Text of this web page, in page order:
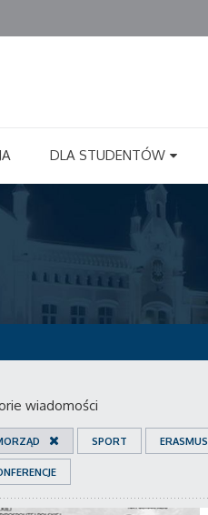
DLA STUDENTÓW
wiadomości
SPORT ERASMUS